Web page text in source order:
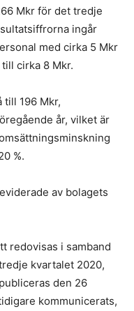
Mkr för det tredje
ingår
med cirka 5 Mkr
cirka 8 Mkr.
till 196 Mkr,
år, vilket är
%.
av bolagets
redovisas i samband
kvartalet 2020,
den 26
kommunicerats,